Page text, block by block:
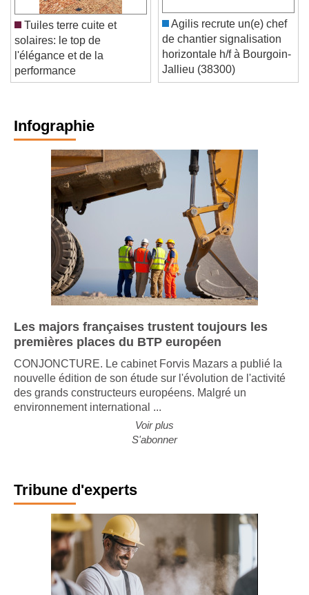
Tuiles terre cuite et
solaires: le top de
l'élégance et de la
performance
Agilis recrute un(e) chef
de chantier signalisation
horizontale h/f à Bourgoin-
Jallieu (38300)
Infographie
Les majors françaises trustent toujours les
premières places du BTP européen
CONJONCTURE. Le cabinet Forvis Mazars a publié la
nouvelle édition de son étude sur l'évolution de l'activité
des grands constructeurs européens. Malgré un
environnement international ...
Voir plus
S'abonner
Tribune d'experts